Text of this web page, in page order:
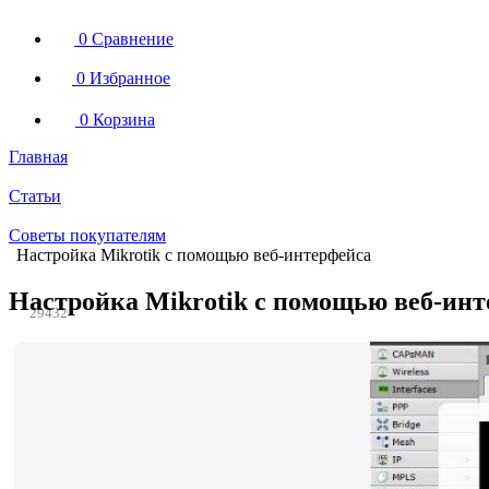
0 Сравнение
0 Избранное
0 Корзина
Главная
Статьи
Советы покупателям
Настройка Mikrotik с помощью веб-интерфейса
Настройка Mikrotik с помощью веб-
29432